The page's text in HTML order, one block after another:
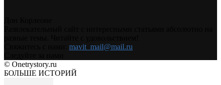
mavit_mail@mail.ru
© Onetrystory.ru
БОЛЬШЕ ИСТОРИЙ